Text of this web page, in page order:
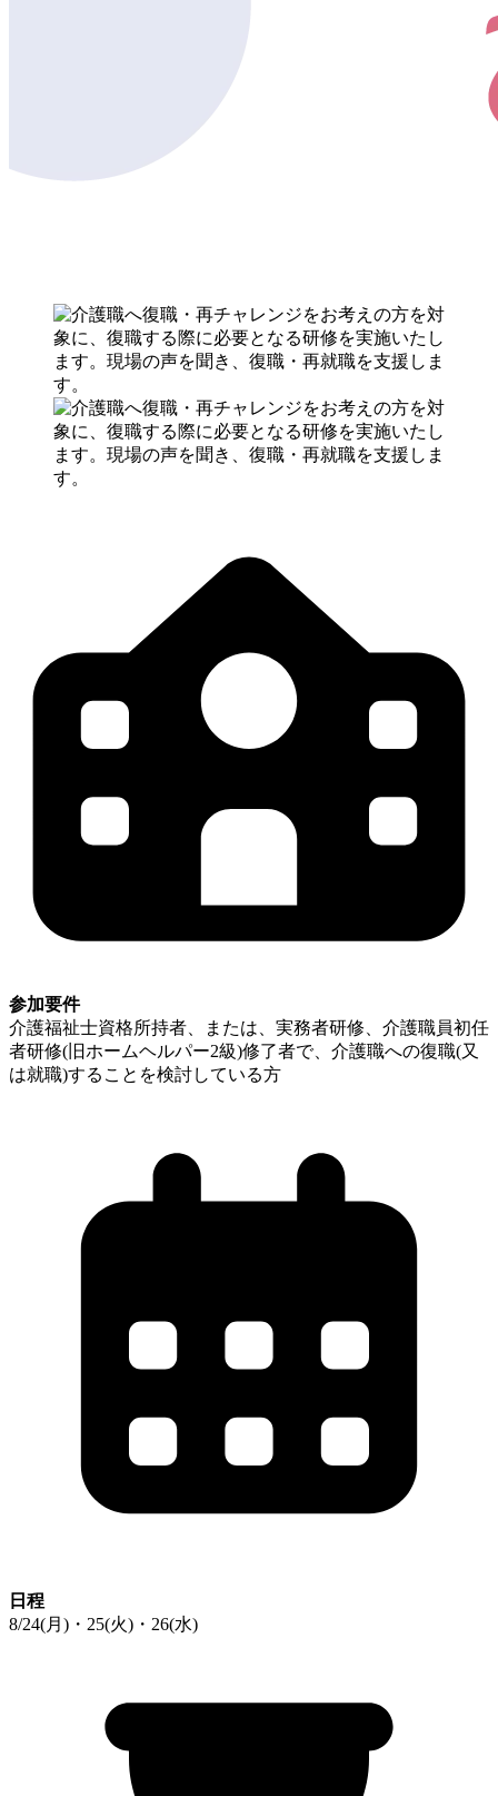
参加要件
介護福祉士資格所持者、または、実務者研修、介護職員初任
者研修(旧ホームヘルパー2級)修了者で、介護職への復職(又
は就職)することを検討している方
日程
8/24(月)・25(火)・26(水)